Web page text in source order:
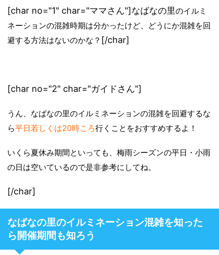
[char no="1" char="ママさん"]なばなの里のイルミ
ネーションの混雑時期は分かったけど、どうにか混雑を回
避する方法はないのかな？ [/char]
[char no="2" char="ガイドさん"]
うん、なばなの里のイルミネーションの混雑を回避するな
ら平日若しくは20時ころ行くことをおすすめするよ！
いくら夏休み期間といっても、梅雨シーズンの平日・小雨
の日は空いているので是非参考にしてね。
[/char]
なばなの里のイルミネーション混雑を知った
ら開催期間も知ろう